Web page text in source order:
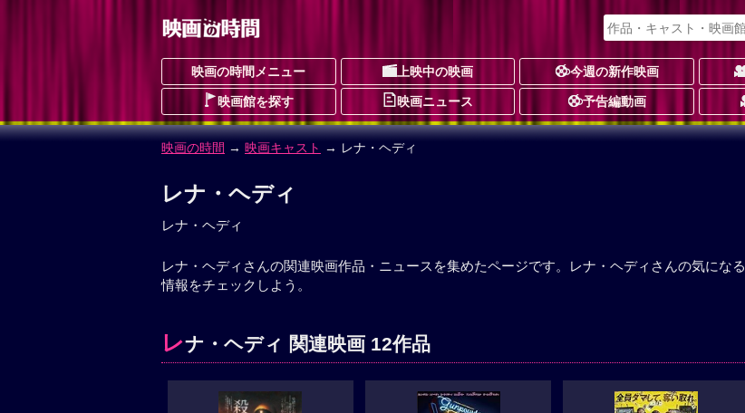
映画の時間メニュー 上映中の映画 今週の新作映画
映画館を探す 映画ニュース 予告編動画
映画の時間 → 映画キャスト → レナ・ヘディ
レナ・ヘディ
レナ・ヘディ
レナ・ヘディさんの関連映画作品・ニュースを集めたページです。レナ・ヘディさんの気になる
情報をチェックしよう。
レナ・ヘディ 関連映画 12作品